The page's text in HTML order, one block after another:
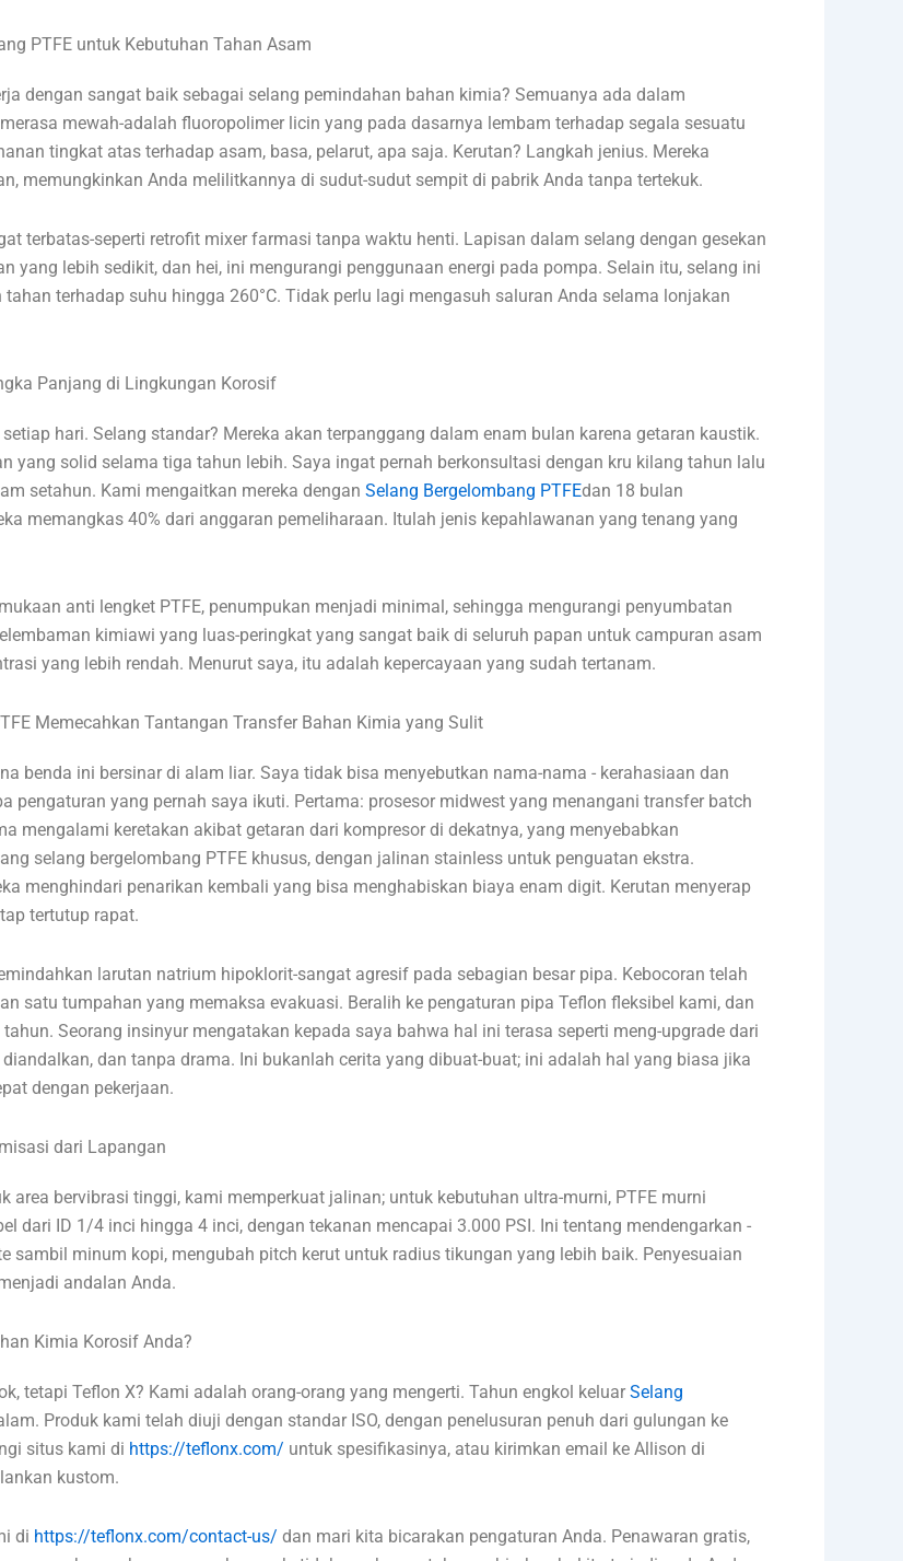
PTFE untuk Kebutuhan Tahan Asam
dengan sangat baik sebagai selang pemindahan bahan kimia? Semuanya ada dalam
mewah-adalah fluoropolimer licin yang pada dasarnya lembam terhadap segala sesuatu
tingkat atas terhadap asam, basa, pelarut, apa saja. Kerutan? Langkah jenius. Mereka
memungkinkan Anda melilitkannya di sudut-sudut sempit di pabrik Anda tanpa tertekuk.
terbatas-seperti retrofit mixer farmasi tanpa waktu henti. Lapisan dalam selang dengan gesekan
yang lebih sedikit, dan hei, ini mengurangi penggunaan energi pada pompa. Selain itu, selang ini
terhadap suhu hingga 260°C. Tidak perlu lagi mengasuh saluran Anda selama lonjakan
Panjang di Lingkungan Korosif
hari. Selang standar? Mereka akan terpanggang dalam enam bulan karena getaran kaustik.
yang solid selama tiga tahun lebih. Saya ingat pernah berkonsultasi dengan kru kilang tahun lalu
setahun. Kami mengaitkan mereka dengan Selang Bergelombang PTFEdan 18 bulan
memangkas 40% dari anggaran pemeliharaan. Itulah jenis kepahlawanan yang tenang yang
anti lengket PTFE, penumpukan menjadi minimal, sehingga mengurangi penyumbatan
kimiawi yang luas-peringkat yang sangat baik di seluruh papan untuk campuran asam
yang lebih rendah. Menurut saya, itu adalah kepercayaan yang sudah tertanam.
Memecahkan Tantangan Transfer Bahan Kimia yang Sulit
benda ini bersinar di alam liar. Saya tidak bisa menyebutkan nama-nama - kerahasiaan dan
pengaturan yang pernah saya ikuti. Pertama: prosesor midwest yang menangani transfer batch
mengalami keretakan akibat getaran dari kompresor di dekatnya, yang menyebabkan
selang bergelombang PTFE khusus, dengan jalinan stainless untuk penguatan ekstra.
menghindari penarikan kembali yang bisa menghabiskan biaya enam digit. Kerutan menyerap
tertutup rapat.
larutan natrium hipoklorit-sangat agresif pada sebagian besar pipa. Kebocoran telah
satu tumpahan yang memaksa evakuasi. Beralih ke pengaturan pipa Teflon fleksibel kami, dan
Seorang insinyur mengatakan kepada saya bahwa hal ini terasa seperti meng-upgrade dari
dan tanpa drama. Ini bukanlah cerita yang dibuat-buat; ini adalah hal yang biasa jika
dengan pekerjaan.
dari Lapangan
area bervibrasi tinggi, kami memperkuat jalinan; untuk kebutuhan ultra-murni, PTFE murni
dari ID 1/4 inci hingga 4 inci, dengan tekanan mencapai 3.000 PSI. Ini tentang mendengarkan -
sambil minum kopi, mengubah pitch kerut untuk radius tikungan yang lebih baik. Penyesuaian
andalan Anda.
Kimia Korosif Anda?
tetapi Teflon X? Kami adalah orang-orang yang mengerti. Tahun engkol keluar Selang
Produk kami telah diuji dengan standar ISO, dengan penelusuran penuh dari gulungan ke
situs kami di https://teflonx.com/ untuk spesifikasinya, atau kirimkan email ke Allison di
kustom.
di https://teflonx.com/contact-us/ dan mari kita bicarakan pengaturan Anda. Penawaran gratis,